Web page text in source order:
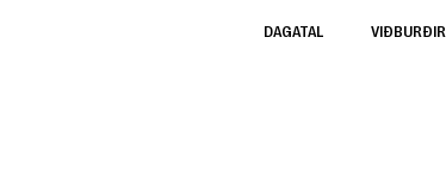
DAGATAL VIÐBURÐIR